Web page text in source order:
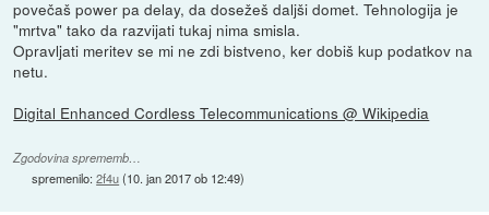
povečaš power pa delay, da dosežeš daljši domet. Tehnologija je
"mrtva" tako da razvijati tukaj nima smisla.
Opravljati meritev se mi ne zdi bistveno, ker dobiš kup podatkov na
netu.
Digital Enhanced Cordless Telecommunications @ Wikipedia
Zgodovina sprememb…
spremenilo:2f4u(10. jan 2017 ob 12:49)